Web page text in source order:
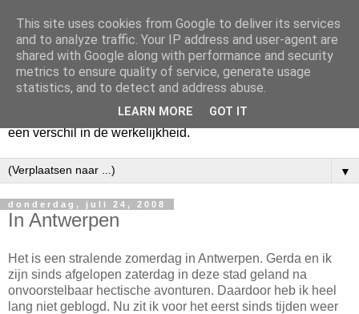
Harry
Hier vertel ik wat ik kwijt wil. Hier zeg ik wat ik gezegd wil
hebben. Voor mijzelf. Misschien voor jou. Zolang het mijn
hart lucht en mijn geest verheldert. En mogelijk maakt het
een verschil in de werkelijkheid.
▼
donderdag, juli 24, 2008
In Antwerpen
Het is een stralende zomerdag in Antwerpen. Gerda en ik
zijn sinds afgelopen zaterdag in deze stad geland na
onvoorstelbaar hectische avonturen. Daardoor heb ik heel
lang niet geblogd. Nu zit ik voor het eerst sinds tijden weer
This site uses cookies from Google to deliver its services
and to analyze traffic. Your IP address and user-agent are
shared with Google along with performance and security
metrics to ensure quality of service, generate usage
statistics, and to detect and address abuse.
LEARN MORE GOT IT